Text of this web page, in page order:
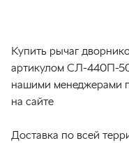
Купить рычаг
артикулом СЛ-440П-
нашими менеджерами
на сайте
Доставка по всей